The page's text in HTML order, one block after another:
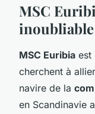
MSC
MSC Euribia est
cherchent à allier
navire de la
en Scandinavie